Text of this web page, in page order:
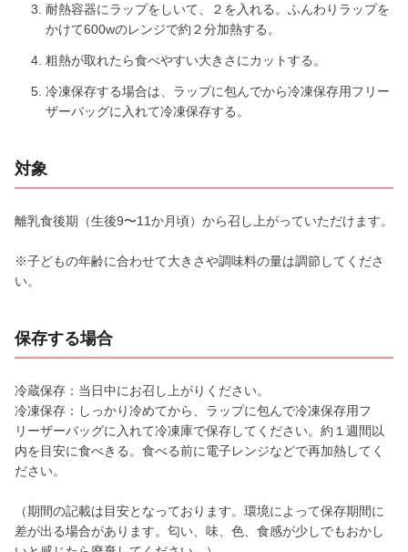
耐熱容器にラップをしいて、２を入れる。ふんわりラップを
かけて600wのレンジで約２分加熱する。
粗熱が取れたら食べやすい大きさにカットする。
冷凍保存する場合は、ラップに包んでから冷凍保存用フリー
ザーバッグに入れて冷凍保存する。
対象
離乳食後期（生後9〜11か月頃）から召し上がっていただけます。
※子どもの年齢に合わせて大きさや調味料の量は調節してくださ
い。
保存する場合
冷蔵保存：当日中にお召し上がりください。
冷凍保存：しっかり冷めてから、ラップに包んで冷凍保存用フ
リーザーバッグに入れて冷凍庫で保存してください。約１週間以
内を目安に食べきる。食べる前に電子レンジなどで再加熱してく
ださい。
（期間の記載は目安となっております。環境によって保存期間に
差が出る場合があります。匂い、味、色、食感が少しでもおかし